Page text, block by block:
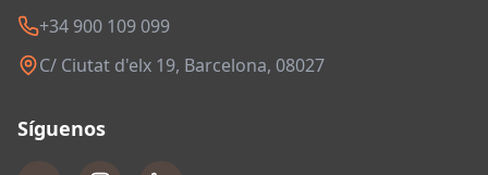
+34 900 109 099
C/ Ciutat d'elx 19, Barcelona, 08027
Síguenos